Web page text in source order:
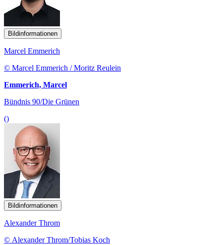
Bildinformationen
Marcel Emmerich
© Marcel Emmerich / Moritz Reulein
Emmerich, Marcel
Bündnis 90/Die Grünen
()
Bildinformationen
Alexander Throm
© Alexander Throm/Tobias Koch